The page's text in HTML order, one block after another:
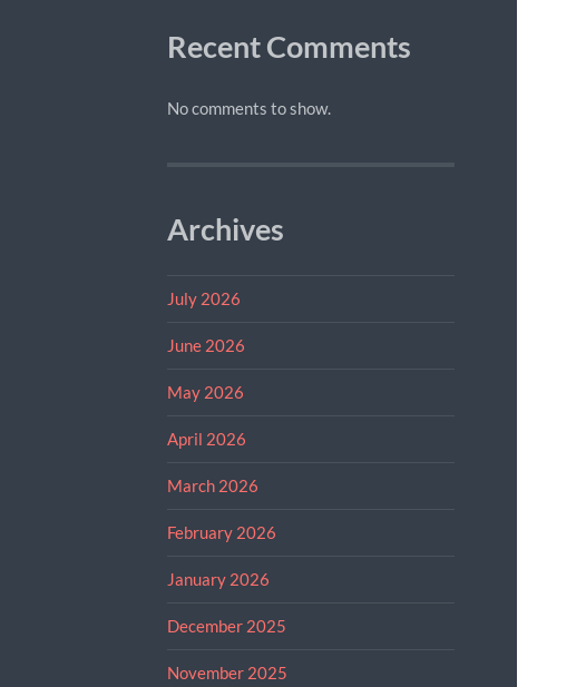
Recent Comments
No comments to show.
Archives
July 2026
June 2026
May 2026
April 2026
March 2026
February 2026
January 2026
December 2025
November 2025